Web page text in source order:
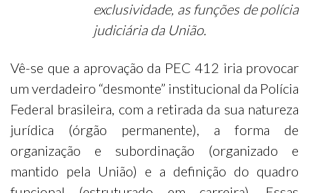
exclusividade, as funções de polícia
judiciária da União.
Vê-se que a aprovação da PEC 412 iria provocar
um verdadeiro “desmonte” institucional da Polícia
Federal brasileira, com a retirada da sua natureza
jurídica (órgão permanente), a forma de
organização e subordinação (organizado e
mantido pela União) e a definição do quadro